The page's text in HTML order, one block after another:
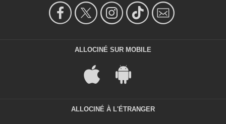
ALLOCINÉ SUR MOBILE
ALLOCINÉ À L'ÉTRANGER